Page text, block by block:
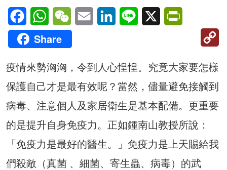
FacebookWhatsAppWeChatEmail LinkedInLine X
Share
疫情來勢洶洶，令到人心惶惶。究竟大家要怎樣
保護自己才是最有效呢？當然，儘量避免接觸到
病毒、注意個人及家居衛生是基本配備。更重要
的是提升自身免疫力。正如鍾南山教授所說：
「免疫力是最好的醫生。」免疫力是上天賜給我
們殺敵（真菌 、細菌、寄生蟲、病毒）的武